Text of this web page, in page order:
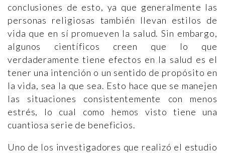
conclusiones de esto, ya que generalmente las
personas religiosas también llevan estilos de
vida que en sí promueven la salud. Sin embargo,
algunos científicos creen que lo que
verdaderamente tiene efectos en la salud es el
tener una intención o un sentido de propósito en
la vida, sea la que sea. Esto hace que se manejen
las situaciones consistentemente con menos
estrés, lo cual como hemos visto tiene una
cuantiosa serie de beneficios.
Uno de los investigadores que realizó el estudio